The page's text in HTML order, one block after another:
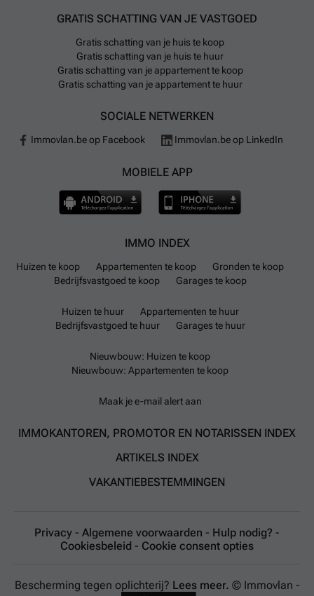
GRATIS SCHATTING VAN JE VASTGOED
Gratis schatting van je huis te koop
Gratis schatting van je huis te huur
Gratis schatting van je appartement te koop
Gratis schatting van je appartement te huur
SOCIALE NETWERKEN
Immovlan.be op Facebook Immovlan.be op LinkedIn
MOBIELE APP
IMMO INDEX
Huizen te koop Appartementen te koop
Gronden te koop
Bedrijfsvastgoed te koop
Garages te koop
Huizen te huur
Appartementen te huur
Bedrijfsvastgoed te huur
Garages te huur
Nieuwbouw: Huizen te koop
Nieuwbouw: Appartementen te koop
Maak je e-mail alert aan
IMMOKANTOREN, PROMOTOR EN NOTARISSEN INDEX
ARTIKELS INDEX
VAKANTIEBESTEMMINGEN
Privacy - Algemene voorwaarden - Hulp nodig? -
Cookiesbeleid - Cookie consent opties
Bescherming tegen oplichterij? Lees meer. © Immovlan -